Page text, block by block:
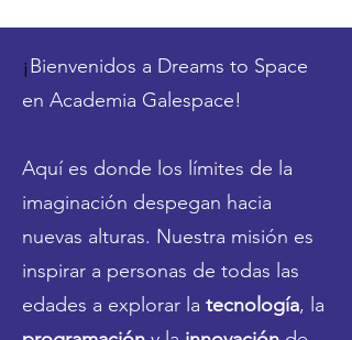
¡Bienvenidos a Dreams to Space
en Academia Galespace!
Aquí es donde los límites de la
imaginación despegan hacia
nuevas alturas. Nuestra misión es
inspirar a personas de todas las
edades a explorar la tecnología, la